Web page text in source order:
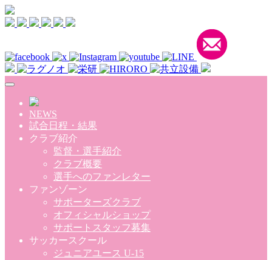
Skip to main content
NEWS
試合日程・結果
クラブ紹介
監督・選手紹介
クラブ概要
選手へのファンレター
ファンゾーン
サポーターズクラブ
オフィシャルショップ
サポートスタッフ募集
サッカースクール
ジュニアユース U-15